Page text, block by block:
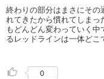
終わりの部分はまさにそ
れてきたから慣れてしま
もどんどん変わっていく
るレッドラインは一体どこ
0